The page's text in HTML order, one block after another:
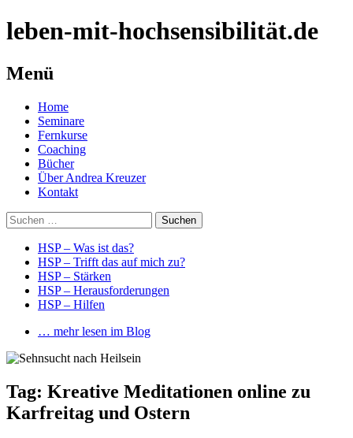
leben-mit-hochsensibilität.de
Menü
Springe
zum
Inhalt
Home
Seminare
Fernkurse
Coaching
Bücher
Über Andrea Kreuzer
Kontakt
Suchen
nach:
HSP – Was ist das?
HSP – Trifft das auf mich zu?
HSP – Stärken
HSP – Herausforderungen
HSP – Hilfen
… mehr lesen im Blog
Tag: Kreative Meditationen online zu
Karfreitag und Ostern